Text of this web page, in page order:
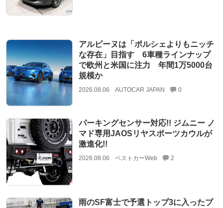
アルピーヌは「ポルシェよりもニッチ
な存在」目指す 6車種ラインナップ
で欧州と米国に注力 年間1万5000台
規模か
2026.08.06 AUTOCAR JAPAN 0
パーキングセンサー対応!! ジムニー ノ
マド専用JAOSリヤスポーツカウルが
激進化!!
2026.08.06 ベストカーWeb 2
雨のSF富士で予選トップ3に入ったブ